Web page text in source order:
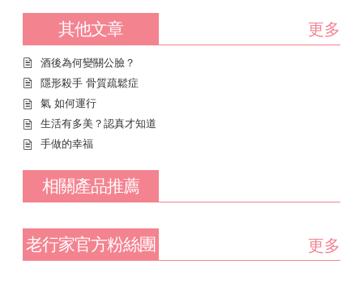
其他文章 更多
酒後為何變關公臉？
隱形殺手 骨質疏鬆症
氣 如何運行
生活有多美？認真才知道
手做的幸福
相關產品推薦
老行家官方粉絲團 更多